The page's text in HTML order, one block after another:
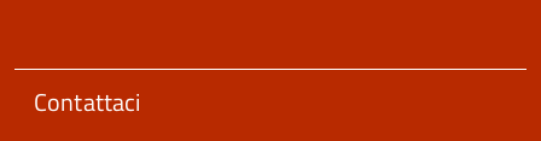
Contattaci